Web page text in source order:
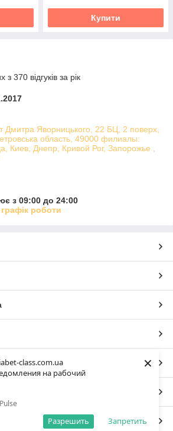
class.com.ua
на рабочий
Запретить
Разрешить
×
Купити
370 відгуків за рік
Дмитра Яворницького, 22 БЦ, 2 поверх,
область, 49000 филиалы:
Киев, Днепр, Кривой Рог, Запорожье ,
з 09:00 до 24:00
роботи